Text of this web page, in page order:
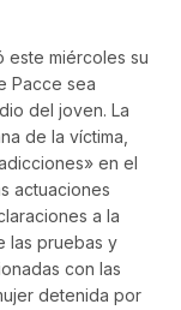
este miércoles su
Pacce sea
del joven. La
de la víctima,
en el
actuaciones
a la
las pruebas y
con las
detenida por